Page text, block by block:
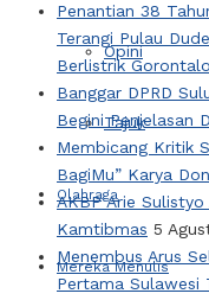
Opini
Tajuk
Olahraga
Mereka Menulis
Penantian 38
Terangi Pulau
Berlistrik Gorontalo
Banggar DPRD
Begini Penjelasan
Membicang Kritik
BagiMu” Karya
AKBP Arie
Kamtibmas 5
Menembus Arus
Pertama Sulawesi